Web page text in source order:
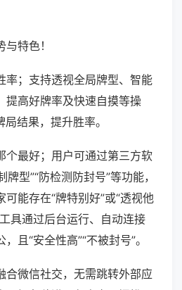
特色！
率；支持透视全局牌型、智能
提高好牌率及快速自摸等操
结果，提升胜率。
个最好；用户可通过第三方软
牌型”“防检测防封号”等功能，
能存在“牌特别好”或“透视他
具通过后台运行、自动连接
且“安全性高”“不被封号”。
合微信社交，无需跳转外部应